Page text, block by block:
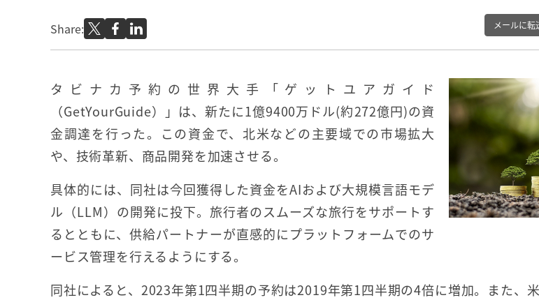
Share: メールに転
タビナカ予約の世界大手「ゲットユアガイド
（GetYourGuide）」は、新たに1億9400万ドル(約272億円)の資
金調達を行った。この資金で、北米などの主要域での市場拡大
や、技術革新、商品開発を加速させる。
具体的には、同社は今回獲得した資金をAIおよび大規模言語モデ
ル（LLM）の開発に投下。旅行者のスムーズな旅行をサポートす
るとともに、供給パートナーが直感的にプラットフォームでのサ
ービス管理を行えるようにする。
同社によると、2023年第1四半期の予約は2019年第1四半期の4倍に増加。また、米